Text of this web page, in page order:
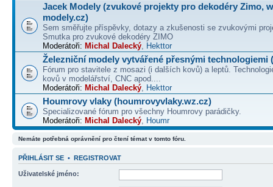
Jacek Modely (zvukové projekty pro dekodéry Zimo,
modely.cz)
Sem směřujte příspěvky, dotazy a zkušenosti se zvukovými
Smutka pro zvukové dekodéry ZIMO
Moderátoři: Michal Dalecký Hekttor
Železniční modely vytvářené přesnými technologiemi
Fórum pro stavitele z mosazi (i dalších kovů) a leptů.
kovů v modelářství, CNC apod....
Moderátoři: Michal Dalecký Hekttor
Houmrovy vlaky (houmrovyvlaky.wz.cz)
Specializované fórum pro všechny Houmrovy parádičky.
Moderátoři: Michal Dalecký Houmr
Nemáte potřebná oprávnění pro čtení témat v tomto fóru.
PŘIHLÁSIT SE • REGISTROVAT
Uživatelské jméno: